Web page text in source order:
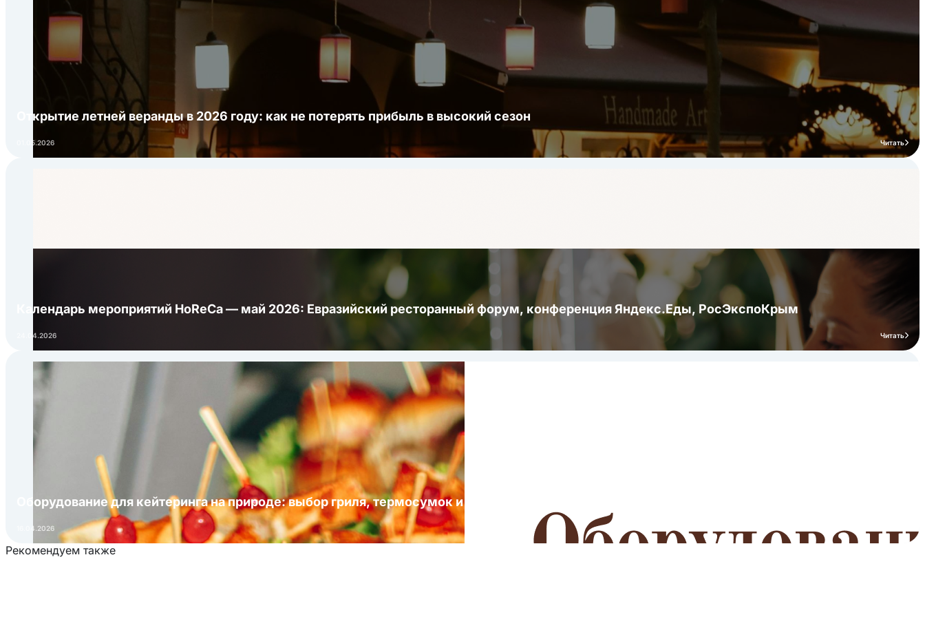
Открытие летней веранды в 2026 году: как не потерять прибыль в высокий сезон
01.05.2026 Читать
Календарь мероприятий HoReCa — май 2026: Евразийский ресторанный форум, конференция Яндекс.Еды, РосЭкспоКрым
24.04.2026 Читать
Оборудование для кейтеринга на природе: выбор гриля, термосумок и посуды для выездных мероприятий
16.04.2026
Рекомендуем также